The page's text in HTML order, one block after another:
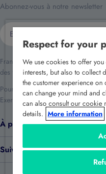
Abonnez-vous à notre newsletter
mail
France Sécurité traite vos données
des fins de prospection
Pour en savoir plus reportez-vous à
Exercez vos droits en écrivant à
À propos de nous
Suivez-nous
Respect for your
We use cookies to offer
interests, but also to collect
the customer experience
can change your mind and
can also consult our cookie
details. More information